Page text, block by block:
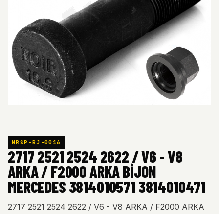
NRSP-BJ-0016
2717 2521 2524 2622 / V6 - V8
ARKA / F2000 ARKA BİJON
MERCEDES 3814010571 3814010471
2717 2521 2524 2622 / V6 - V8 ARKA / F2000 ARKA